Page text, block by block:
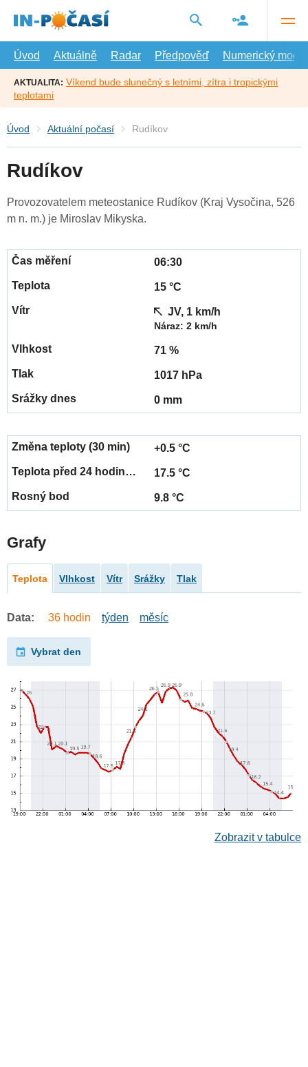
hlavní
Úvod
Aktuálně Radar Předpověď Numerický model
AKTUALITA: Víkend bude slunečný s letními, zítra i tropickými
teplotami
Úvod Aktuální počasí Rudíkov
Rudíkov
Provozovatelem meteostanice Rudíkov (Kraj Vysočina, 526
m n. m.) je Miroslav Mikyska.
06:30
15 °C
JV, 1 km/h
Náraz: 2 km/h
71 %
1017 hPa
0 mm
+0.5 °C
17.5 °C
9.8 °C
Grafy
Teplota Vlhkost Vítr Srážky Tlak
Data: 36 hodin týden měsíc
Vybrat den
Zobrazit v tabulce